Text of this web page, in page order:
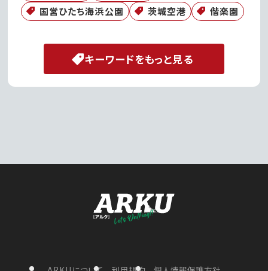
国営ひたち海浜公園
茨城空港 偕楽園
キーワードをもっと見る